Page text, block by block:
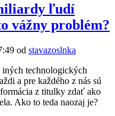
ľudí
vážny problém?
od stavazoslnka
iných technologických
a pre každého z nás sú
z titulky zdať ako
Ako to teda naozaj je?